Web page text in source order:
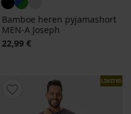
Bamboe heren pyjamashort
MEN-A Joseph
22,99 €
LIMITED